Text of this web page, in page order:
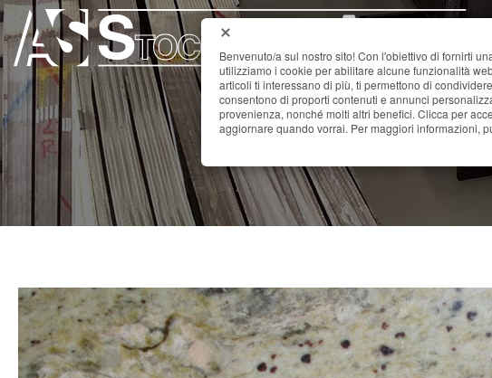
Benvenuto/a sul nostro sito! Con l'obiettivo di fornirti
utilizziamo i cookie per abilitare alcune funzionalità
articoli ti interessano di più, ti permettono di
consentono di proporti contenuti e annunci
provenienza, nonché molti altri benefici. Clicca per
aggiornare quando vorrai. Per maggiori informazioni,